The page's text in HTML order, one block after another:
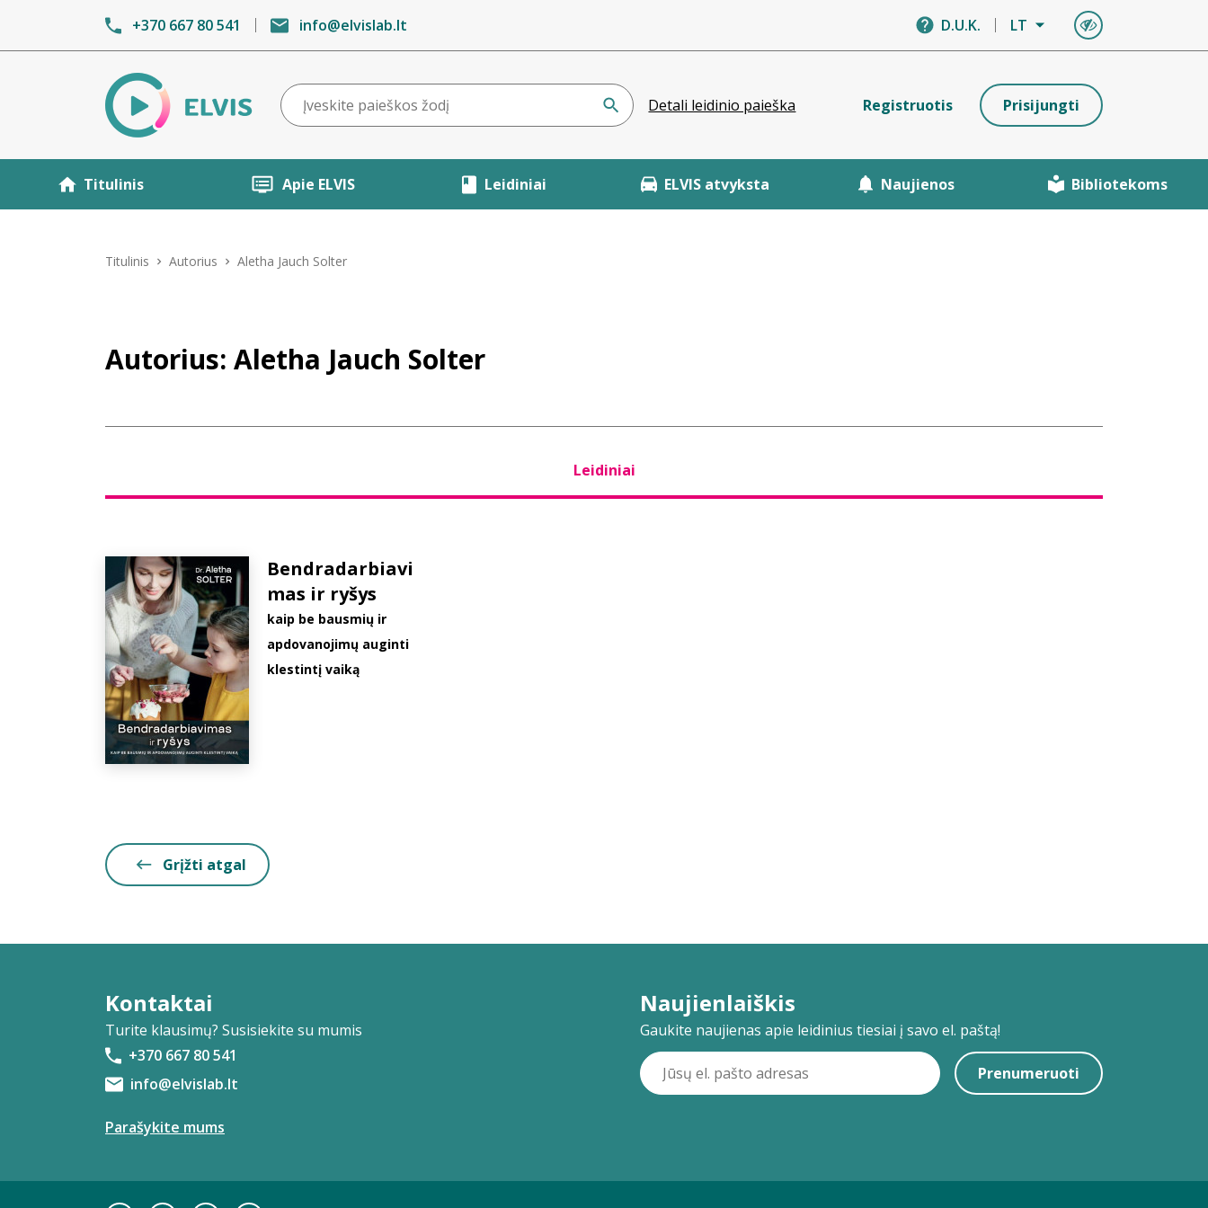
+370 667 80 541 info@elvislab.lt D.U.K. LT
Detali leidinio paieška Registruotis Prisijungti
Titulinis Apie ELVIS Leidiniai ELVIS atvyksta Naujienos Bibliotekoms
Titulinis Autorius Aletha Jauch Solter
Autorius: Aletha Jauch Solter
Leidiniai
Bendradarbiavi
mas ir ryšys
kaip be bausmių ir
apdovanojimų auginti
klestintį vaiką
Grįžti atgal
Kontaktai
Turite klausimų? Susisiekite su mumis
+370 667 80 541
info@elvislab.lt
Parašykite mums
Naujienlaiškis
Gaukite naujienas apie leidinius tiesiai į savo el. paštą!
Prenumeruoti